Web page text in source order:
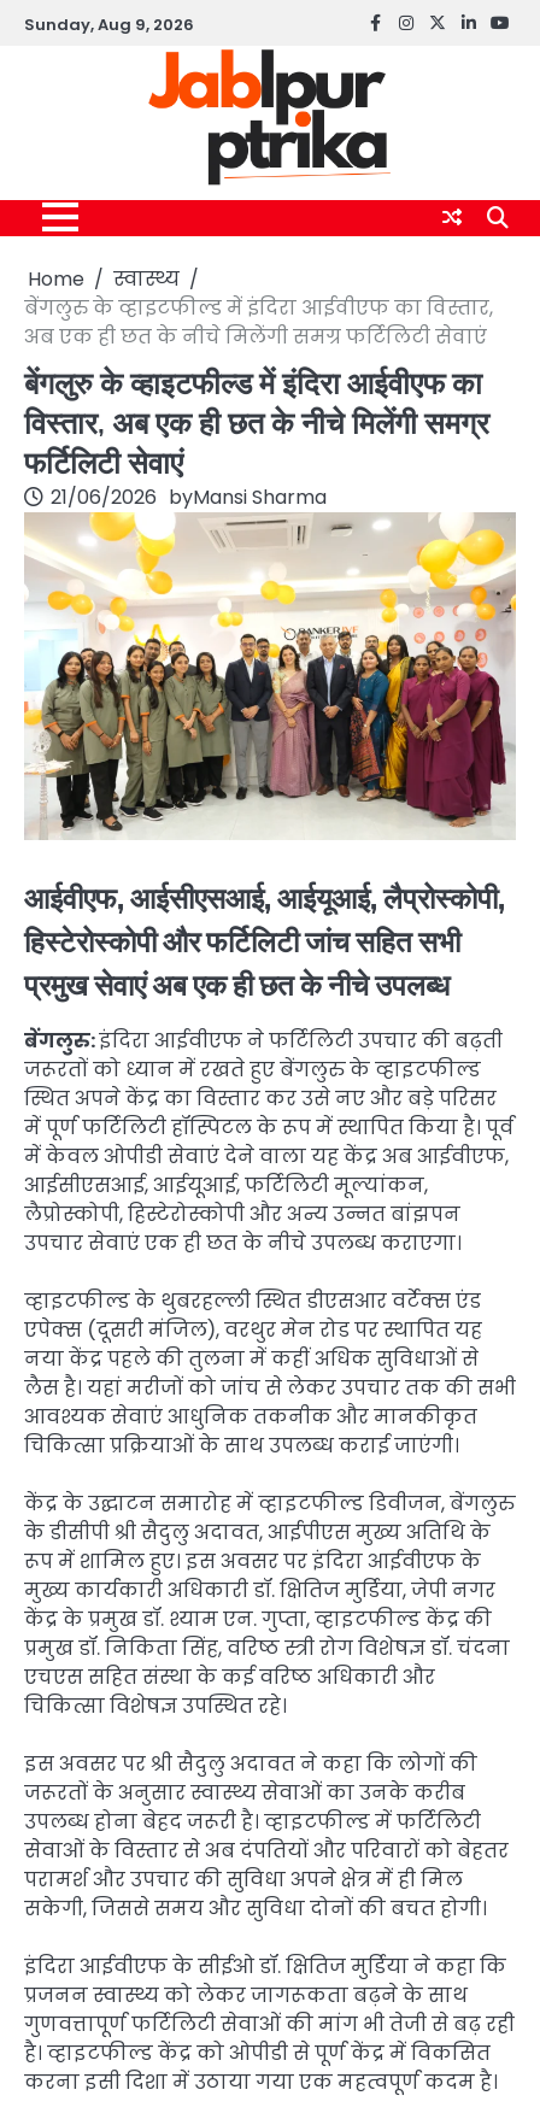
SkipSunday, Aug 9, 2026 Facebook
instagram
twitterlinkedin
Home
स्वास्थ्य
बेंगलुरु के व्हाइटफील्ड में इंदिरा आईवीएफ का विस्तार,
अब एक ही छत के नीचे मिलेंगी समग्र फर्टिलिटी सेवाएं
बेंगलुरु के व्हाइटफील्ड में इंदिरा आईवीएफ का
विस्तार, अब एक ही छत के नीचे मिलेंगी समग्र
फर्टिलिटी सेवाएं
21/06/2026 byMansi Sharma
आईवीएफ, आईसीएसआई, आईयूआई, लैप्रोस्कोपी,
हिस्टेरोस्कोपी और फर्टिलिटी जांच सहित सभी
प्रमुख सेवाएं अब एक ही छत के नीचे उपलब्ध
बेंगलुरु:इंदिरा आईवीएफ ने फर्टिलिटी उपचार की बढ़ती
जरूरतों को ध्यान में रखते हुए बेंगलुरु के व्हाइटफील्ड
स्थित अपने केंद्र का विस्तार कर उसे नए और बड़े परिसर
में पूर्ण फर्टिलिटी हॉस्पिटल के रूप में स्थापित किया है। पूर्व
में केवल ओपीडी सेवाएं देने वाला यह केंद्र अब आईवीएफ,
आईसीएसआई, आईयूआई, फर्टिलिटी मूल्यांकन,
लैप्रोस्कोपी, हिस्टेरोस्कोपी और अन्य उन्नत बांझपन
उपचार सेवाएं एक ही छत के नीचे उपलब्ध कराएगा।
व्हाइटफील्ड के थुबरहल्ली स्थित डीएसआर वर्टेक्स एंड
एपेक्स (दूसरी मंजिल), वरथुर मेन रोड पर स्थापित यह
नया केंद्र पहले की तुलना में कहीं अधिक सुविधाओं से
लैस है। यहां मरीजों को जांच से लेकर उपचार तक की सभी
आवश्यक सेवाएं आधुनिक तकनीक और मानकीकृत
चिकित्सा प्रक्रियाओं के साथ उपलब्ध कराई जाएंगी।
केंद्र के उद्घाटन समारोह में व्हाइटफील्ड डिवीजन, बेंगलुरु
के डीसीपी श्री सैदुलु अदावत, आईपीएस मुख्य अतिथि के
रूप में शामिल हुए। इस अवसर पर इंदिरा आईवीएफ के
मुख्य कार्यकारी अधिकारी डॉ. क्षितिज मुर्डिया, जेपी नगर
केंद्र के प्रमुख डॉ. श्याम एन. गुप्ता, व्हाइटफील्ड केंद्र की
प्रमुख डॉ. निकिता सिंह, वरिष्ठ स्त्री रोग विशेषज्ञ डॉ. चंदना
एचएस सहित संस्था के कई वरिष्ठ अधिकारी और
चिकित्सा विशेषज्ञ उपस्थित रहे।
इस अवसर पर श्री सैदुलु अदावत ने कहा कि लोगों की
जरूरतों के अनुसार स्वास्थ्य सेवाओं का उनके करीब
उपलब्ध होना बेहद जरूरी है। व्हाइटफील्ड में फर्टिलिटी
सेवाओं के विस्तार से अब दंपतियों और परिवारों को बेहतर
परामर्श और उपचार की सुविधा अपने क्षेत्र में ही मिल
सकेगी, जिससे समय और सुविधा दोनों की बचत होगी।
इंदिरा आईवीएफ के सीईओ डॉ. क्षितिज मुर्डिया ने कहा कि
प्रजनन स्वास्थ्य को लेकर जागरूकता बढ़ने के साथ
गुणवत्तापूर्ण फर्टिलिटी सेवाओं की मांग भी तेजी से बढ़ रही
है। व्हाइटफील्ड केंद्र को ओपीडी से पूर्ण केंद्र में विकसित
करना इसी दिशा में उठाया गया एक महत्वपूर्ण कदम है।